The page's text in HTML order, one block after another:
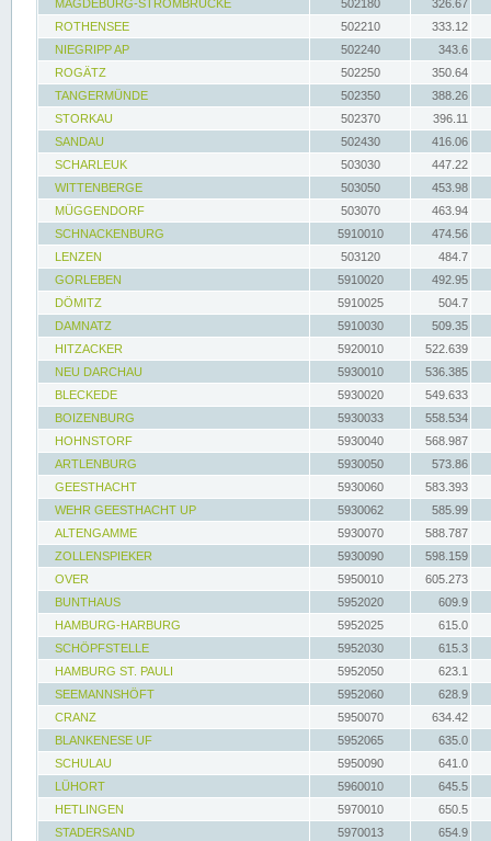
MAGDEBURG-STROMBRÜCKE
502180
326.67
ROTHENSEE
502210
333.12
NIEGRIPP AP
502240
343.6
ROGÄTZ
502250
350.64
TANGERMÜNDE
502350
388.26
STORKAU
502370
396.11
SANDAU
502430
416.06
SCHARLEUK
503030
447.22
WITTENBERGE
503050
453.98
MÜGGENDORF
503070
463.94
SCHNACKENBURG
5910010
474.56
LENZEN
503120
484.7
GORLEBEN
5910020
492.95
DÖMITZ
5910025
504.7
DAMNATZ
5910030
509.35
HITZACKER
5920010
522.639
NEU DARCHAU
5930010
536.385
BLECKEDE
5930020
549.633
BOIZENBURG
5930033
558.534
HOHNSTORF
5930040
568.987
ARTLENBURG
5930050
573.86
GEESTHACHT
5930060
583.393
WEHR GEESTHACHT UP
5930062
585.99
ALTENGAMME
5930070
588.787
ZOLLENSPIEKER
5930090
598.159
OVER
5950010
605.273
BUNTHAUS
5952020
609.9
HAMBURG-HARBURG
5952025
615.0
SCHÖPFSTELLE
5952030
615.3
HAMBURG ST. PAULI
5952050
623.1
SEEMANNSHÖFT
5952060
628.9
CRANZ
5950070
634.42
BLANKENESE UF
5952065
635.0
SCHULAU
5950090
641.0
LÜHORT
5960010
645.5
HETLINGEN
5970010
650.5
STADERSAND
5970013
654.9